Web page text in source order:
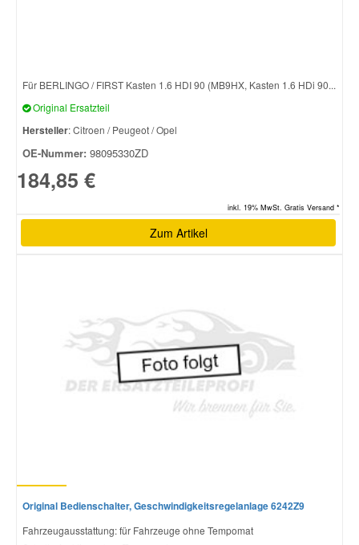
Für BERLINGO / FIRST Kasten 1.6 HDI 90 (MB9HX, Kasten 1.6 HDi 90...
Original Ersatzteil
Hersteller: Citroen / Peugeot / Opel
OE-Nummer: 98095330ZD
184,85 €
inkl. 19% MwSt. Gratis Versand *
Zum Artikel
Original Bedienschalter, Geschwindigkeitsregelanlage 6242Z9
Fahrzeugausstattung: für Fahrzeuge ohne Tempomat